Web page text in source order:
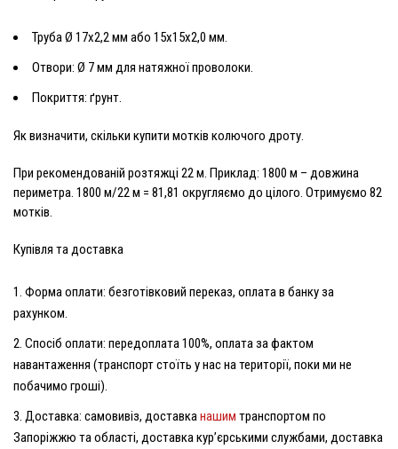
Труба Ø 17х2,2 мм або 15х15х2,0 мм.
Отвори: Ø 7 мм для натяжної проволоки.
Покриття: ґрунт.
Як визначити, скільки купити мотків колючого дроту.
При рекомендованій розтяжці 22 м . Приклад: 1800 м – довжина
периметра. 1800 м/22 м = 81,81 округляємо до цілого. Отримуємо 82
мотків.
Купівля та доставка
Форма оплати: безготівковий переказ, оплата в банку за
рахунком.
Спосіб оплати: передоплата 100%, оплата за фактом
навантаження (транспорт стоїть у нас на території, поки ми не
побачимо гроші).
Доставка: самовивіз, доставка нашим транспортом по
Запоріжжю та області, доставка кур’єрськими службами, доставка